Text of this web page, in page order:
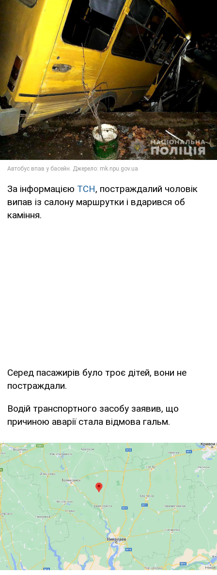
За інформацією ТСН, постраждалий чоловік
випав із салону маршрутки і вдарився об
каміння.
Серед пасажирів було троє дітей, вони не
постраждали.
Водій транспортного засобу заявив, що
причиною аварії стала відмова гальм.